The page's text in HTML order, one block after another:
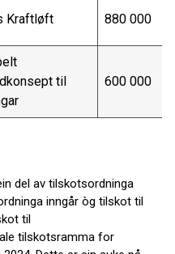
Kraftløft 880 000
til
600 000
del av tilskotsordninga
inngår òg tilskot til
til
tilskotsramma for